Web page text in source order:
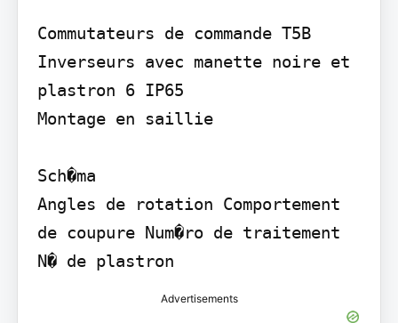
Commutateurs de commande T5B
Inverseurs avec manette noire et
plastron 6 IP65
Montage en saillie
Sch�ma
Angles de rotation Comportement
de coupure Num�ro de traitement
N� de plastron
Advertisements